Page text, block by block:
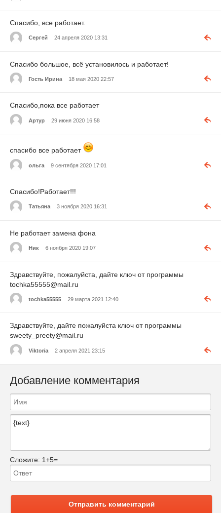
Спасибо, все работает.
Сергей 24 апреля 2020 13:31
Спасибо большое, всё установилось и работает!
Гость Ирина 18 мая 2020 22:57
Спасибо,пока все работает
Артур 29 июня 2020 16:58
спасибо все работает
ольга 9 сентября 2020 17:01
Спасибо!Работает!!!
Татьяна 3 ноября 2020 16:31
Не работает замена фона
Ник 6 ноября 2020 19:07
Здравствуйте, пожалуйста, дайте ключ от программы
tochka55555@mail.ru
tochka55555 29 марта 2021 12:40
Здравствуйте, дайте пожалуйста ключ от программы
sweety_preety@mail.ru
Viktoria 2 апреля 2021 23:15
Добавление комментария
Сложите: 1+5=
Отправить комментарий